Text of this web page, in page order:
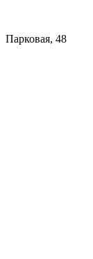
Парковая, 48